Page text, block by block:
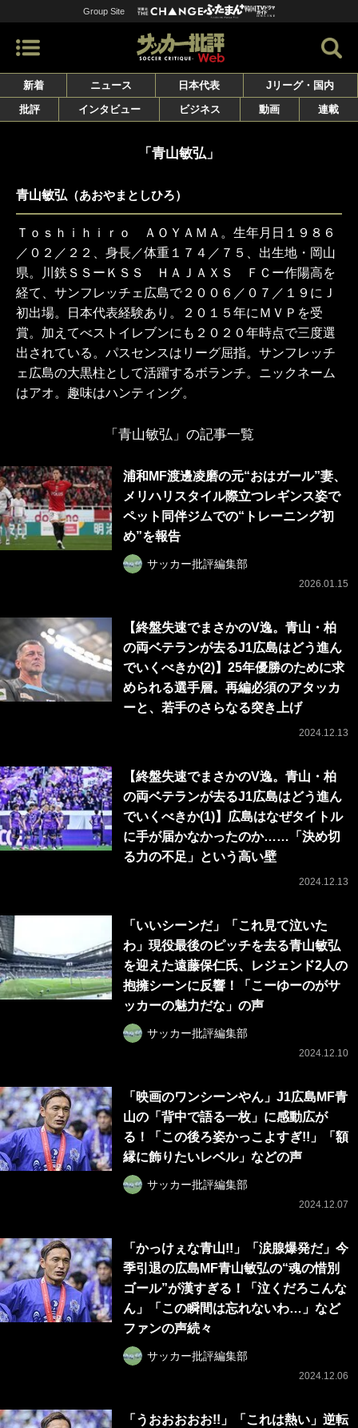
Group Site
新着 ニュース 日本代表
Jリーグ・国内
批評
インタビュー ビジネス 動画 連載
「青山敏弘」
青山敏弘 （あおやまとしひろ）
Ｔｏｓｈｉｈｉｒｏ ＡＯＹＡＭＡ。生年月日１９８６
／０２／２２、身長／体重１７４／７５、出生地・岡山
県。川鉄ＳＳーＫＳＳ ＨＡＪＡＸＳ ＦＣー作陽高を
経て、サンフレッチェ広島で２００６／０７／１９にＪ
初出場。日本代表経験あり。２０１５年にＭＶＰを受
賞。加えてべストイレブンにも２０２０年時点で三度選
出されている。パスセンスはリーグ屈指。サンフレッチ
ェ広島の大黒柱として活躍するボランチ。ニックネーム
はアオ。趣味はハンティング。
「青山敏弘」の記事一覧
浦和MF渡邊凌磨の元“おはガール”妻、
メリハリスタイル際立つレギンス姿で
ペット同伴ジムでの“トレーニング初
め”を報告
サッカー批評編集部
2026.01.15
【終盤失速でまさかのV逸。青山・柏
の両ベテランが去るJ1広島はどう進ん
でいくべきか(2)】25年優勝のために求
められる選手層。再編必須のアタッカ
ーと、若手のさらなる突き上げ
2024.12.13
【終盤失速でまさかのV逸。青山・柏
の両ベテランが去るJ1広島はどう進ん
でいくべきか(1)】広島はなぜタイトル
に手が届かなかったのか……「決め切
る力の不足」という高い壁
2024.12.13
「いいシーンだ」「これ見て泣いた
わ」現役最後のピッチを去る青山敏弘
を迎えた遠藤保仁氏、レジェンド2人の
抱擁シーンに反響！「こーゆーのがサ
ッカーの魅力だな」の声
サッカー批評編集部
2024.12.10
「映画のワンシーンやん」J1広島MF青
山の「背中で語る一枚」に感動広が
る！「この後ろ姿かっこよすぎ!!」「額
縁に飾りたいレベル」などの声
サッカー批評編集部
2024.12.07
「かっけぇな青山!!」「涙腺爆発だ」今
季引退の広島MF青山敏弘の“魂の惜別
ゴール”が漢すぎる！「泣くだろこんな
ん」「この瞬間は忘れないわ…」など
ファンの声続々
サッカー批評編集部
2024.12.06
「うおおおおお!!」「これは熱い」逆転